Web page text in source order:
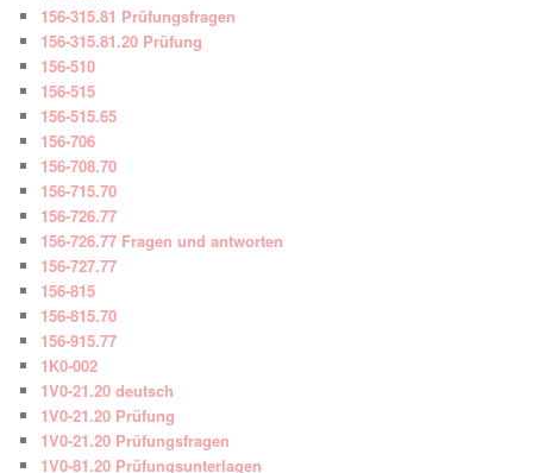
156-315.81 Prüfungsfragen
156-315.81.20 Prüfung
156-510
156-515
156-515.65
156-706
156-708.70
156-715.70
156-726.77
156-726.77 Fragen und antworten
156-727.77
156-815
156-815.70
156-915.77
1K0-002
1V0-21.20 deutsch
1V0-21.20 Prüfung
1V0-21.20 Prüfungsfragen
1V0-81.20 Prüfungsunterlagen